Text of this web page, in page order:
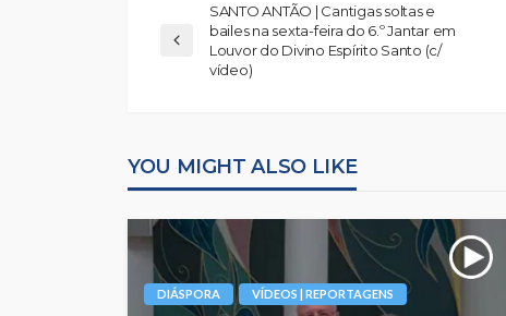
SANTO ANTÃO | Cantigas soltas e
bailes na sexta-feira do 6.º Jantar em
Louvor do Divino Espírito Santo (c/
vídeo)
YOU MIGHT ALSO LIKE
DIÁSPORA VÍDEOS | REPORTAGENS